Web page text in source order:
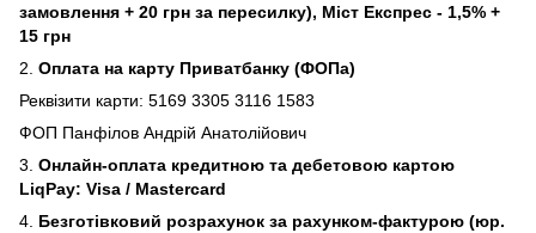
замовлення + 20 грн за пересилку), Міст Експрес - 1,5% +
15 грн
2. Оплата на карту Приватбанку (ФОПа)
Реквізити карти: 5169 3305 3116 1583
ФОП Панфілов Андрій Анатолійович
3. Онлайн-оплата кредитною та дебетовою картою
LiqPay: Visa / Mastercard
4. Безготівковий розрахунок за рахунком-фактурою (юр.